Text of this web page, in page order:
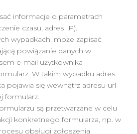
informacje o parametrach
czasu, adres IP).
wypadkach, może zapisać
powiązanie danych w
e-mail użytkownika
W takim wypadku adres
pojawia się wewnątrz adresu url
formularz.
są przetwarzane w celu
konkretnego formularza, np. w
obsługi zgłoszenia